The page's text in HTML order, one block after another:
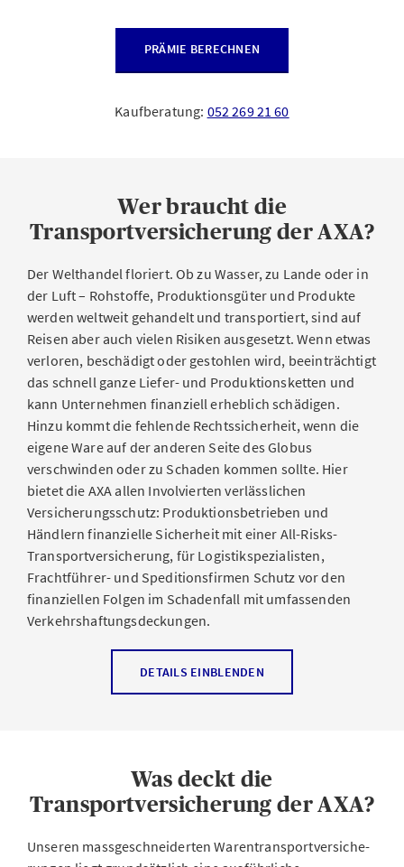
PRÄMIE BERECHNEN
Kaufberatung: 052 269 21 60
Wer braucht die
Transportversicherung der AXA?
Der Welthandel floriert. Ob zu Wasser, zu Lande oder in
der Luft – Rohstoffe, Produktionsgüter und Produkte
werden weltweit gehandelt und transportiert, sind auf
Reisen aber auch vielen Risiken ausgesetzt. Wenn etwas
verloren, beschädigt oder gestohlen wird, beeinträchtigt
das schnell ganze Liefer- und Produktionsketten und
kann Unternehmen finanziell erheblich schädigen.
Hinzu kommt die fehlende Rechtssicherheit, wenn die
eigene Ware auf der anderen Seite des Globus
verschwinden oder zu Schaden kommen sollte. Hier
bietet die AXA allen Involvierten verlässlichen
Versicherungsschutz: Produktionsbetrieben und
Händlern finanzielle Sicherheit mit einer All-Risks-
Transportversicherung, für Logistikspezialisten,
Frachtführer- und Speditionsfirmen Schutz vor den
finanziellen Folgen im Schadenfall mit umfassenden
Verkehrshaftungsdeckungen.
Für Unternehmen und Händler
Handling oder Lagerung alle nötigen Kriterien
hinsichtlich Qualität und Sicherheit erfüllen. Für
von dort beziehen, ist eine Versicherung, die das
DETAILS EINBLENDEN
Was deckt die
Transportversicherung der AXA?
Unseren massgeschneiderten Warentransportversiche­